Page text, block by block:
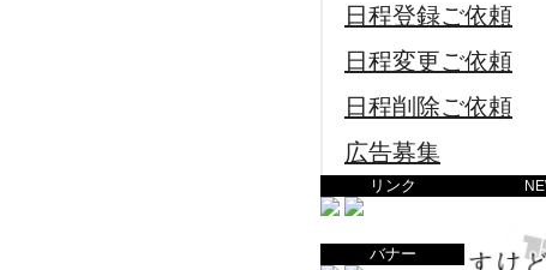
日程登録ご依頼
日程変更ご依頼
日程削除ご依頼
広告募集
リンク
バナー